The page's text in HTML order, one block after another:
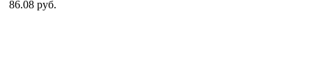
86.08 руб.